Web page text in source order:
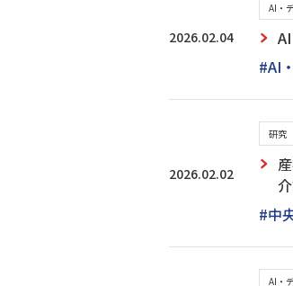
2026.02.04
AI・
#AI
2026.02.02
研究
#中
AI・